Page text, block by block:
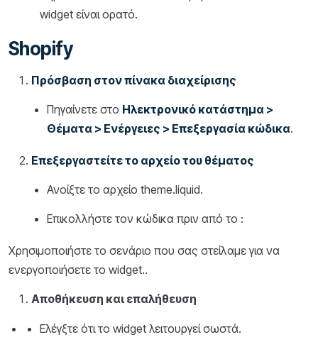
widget είναι ορατό.
Shopify
Πρόσβαση στον πίνακα διαχείρισης
Πηγαίνετε στο Ηλεκτρονικό κατάστημα >
Θέματα > Ενέργειες > Επεξεργασία κώδικα.
Επεξεργαστείτε το αρχείο του θέματος
Ανοίξτε το αρχείο theme.liquid.
Επικολλήστε τον κώδικα πριν από το :
Χρησιμοποιήστε το σενάριο που σας στείλαμε για να
ενεργοποιήσετε το widget..
Αποθήκευση και επαλήθευση
Ελέγξτε ότι το widget λειτουργεί σωστά.